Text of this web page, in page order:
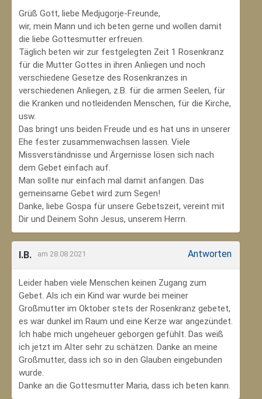
Grüß Gott, liebe Medjugorje-Freunde,
wir, mein Mann und ich beten gerne und wollen damit
die liebe Gottesmutter erfreuen.
Täglich beten wir zur festgelegten Zeit 1 Rosenkranz
für die Mutter Gottes in ihren Anliegen und noch
verschiedene Gesetze des Rosenkranzes in
verschiedenen Anliegen, z.B. für die armen Seelen, für
die Kranken und notleidenden Menschen, für die Kirche,
usw.
Das bringt uns beiden Freude und es hat uns in unserer
Ehe fester zusammenwachsen lassen. Viele
Missverständnisse und Ärgernisse lösen sich nach
dem Gebet einfach auf.
Man sollte nur einfach mal damit anfangen. Das
gemeinsame Gebet wird zum Segen!
Danke, liebe Gospa für unsere Gebetszeit, vereint mit
Dir und Deinem Sohn Jesus, unserem Herrn.
I.B. am 28.08.2021 Antworten
Leider haben viele Menschen keinen Zugang zum
Gebet. Als ich ein Kind war wurde bei meiner
Großmutter im Oktober stets der Rosenkranz gebetet,
es war dunkel im Raum und eine Kerze war angezündet.
Ich habe mich ungeheuer geborgen gefühlt. Das weiß
ich jetzt im Alter sehr zu schätzen. Danke an meine
Großmutter, dass ich so in den Glauben eingebunden
wurde.
Danke an die Gottesmutter Maria, dass ich beten kann.